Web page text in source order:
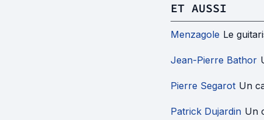
ET AUSSI
Menzagole Le
Jean-Pierre Bathor
Pierre Segarot Un
Patrick Dujardin Un